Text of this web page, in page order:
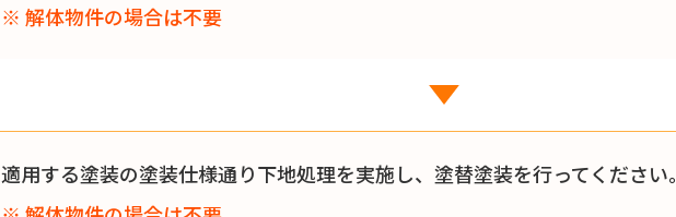
※ 解体物件の場合は不要
適用する塗装の塗装仕様通り下地処理を実施し、塗替塗装を行ってください。